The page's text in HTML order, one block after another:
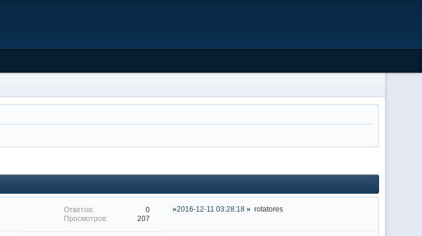
0
207
2016-12-11 03:28:18 rotatores